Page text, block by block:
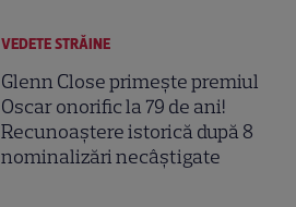
VEDETE STRĂINE
Glenn Close primește premiul
Oscar onorific la 79 de ani!
Recunoaștere istorică după 8
nominalizări necâștigate